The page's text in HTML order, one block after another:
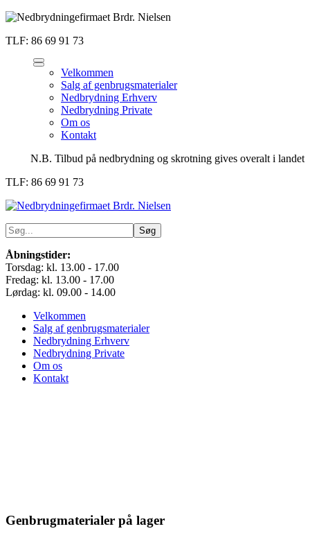
TLF: 86 69 91 73
Velkommen
Salg af genbrugsmaterialer
Nedbrydning Erhverv
Nedbrydning Private
Om os
Kontakt
N.B. Tilbud på nedbrydning og skrotning gives overalt i landet
TLF: 86 69 91 73
Åbningstider:
Torsdag: kl. 13.00 - 17.00
Fredag: kl. 13.00 - 17.00
Lørdag: kl. 09.00 - 14.00
Velkommen
Salg af genbrugsmaterialer
Nedbrydning Erhverv
Nedbrydning Private
Om os
Kontakt
Genbrugmaterialer på lager